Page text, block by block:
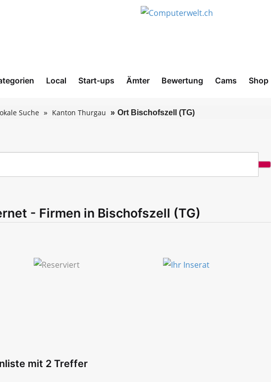
Local Start-ups Ämter Bewertung Cams Shop
Suche Kanton Thurgau Ort Bischofszell (TG)
- Firmen in Bischofszell (TG)
mit 2 Treffer